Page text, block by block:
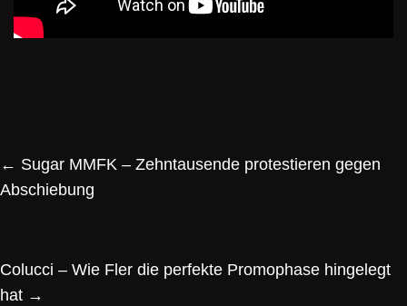
← Sugar MMFK – Zehntausende protestieren gegen
Abschiebung
Colucci – Wie Fler die perfekte Promophase hingelegt
hat →